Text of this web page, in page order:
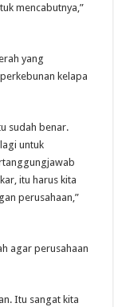
mencabutnya,”
yang
kelapa
sudah benar.
untuk
itu harus kita
perusahaan,”
agar perusahaan
Itu sangat kita